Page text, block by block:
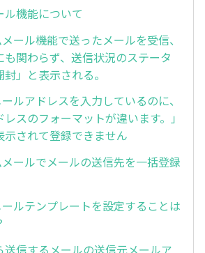
ル機能について
ール機能で送ったメールを受信、
も関わらず、送信状況のステータ
」と表示される。
ルアドレスを入力しているのに、
レスのフォーマットが違います。」
示されて登録できません
ールでメールの送信先を一括登録
ルテンプレートを設定することは
送信するメールの送信元メールア